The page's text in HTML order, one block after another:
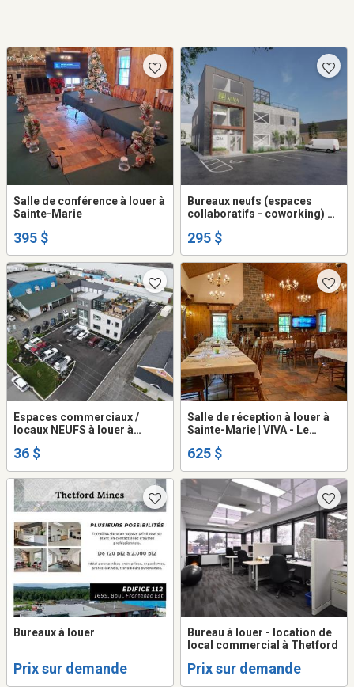
Salle de conférence à louer à
Sainte-Marie
395 $
Bureaux neufs (espaces
collaboratifs - coworking) à
SAINTE-MARIE
295 $
Espaces commerciaux /
locaux NEUFS à louer à
36 $
Salle de réception à louer à
Sainte-Marie | VIVA - Le
625 $
Bureaux à louer
Prix sur demande
Bureau à louer - location de
local commercial à Thetford
Prix sur demande